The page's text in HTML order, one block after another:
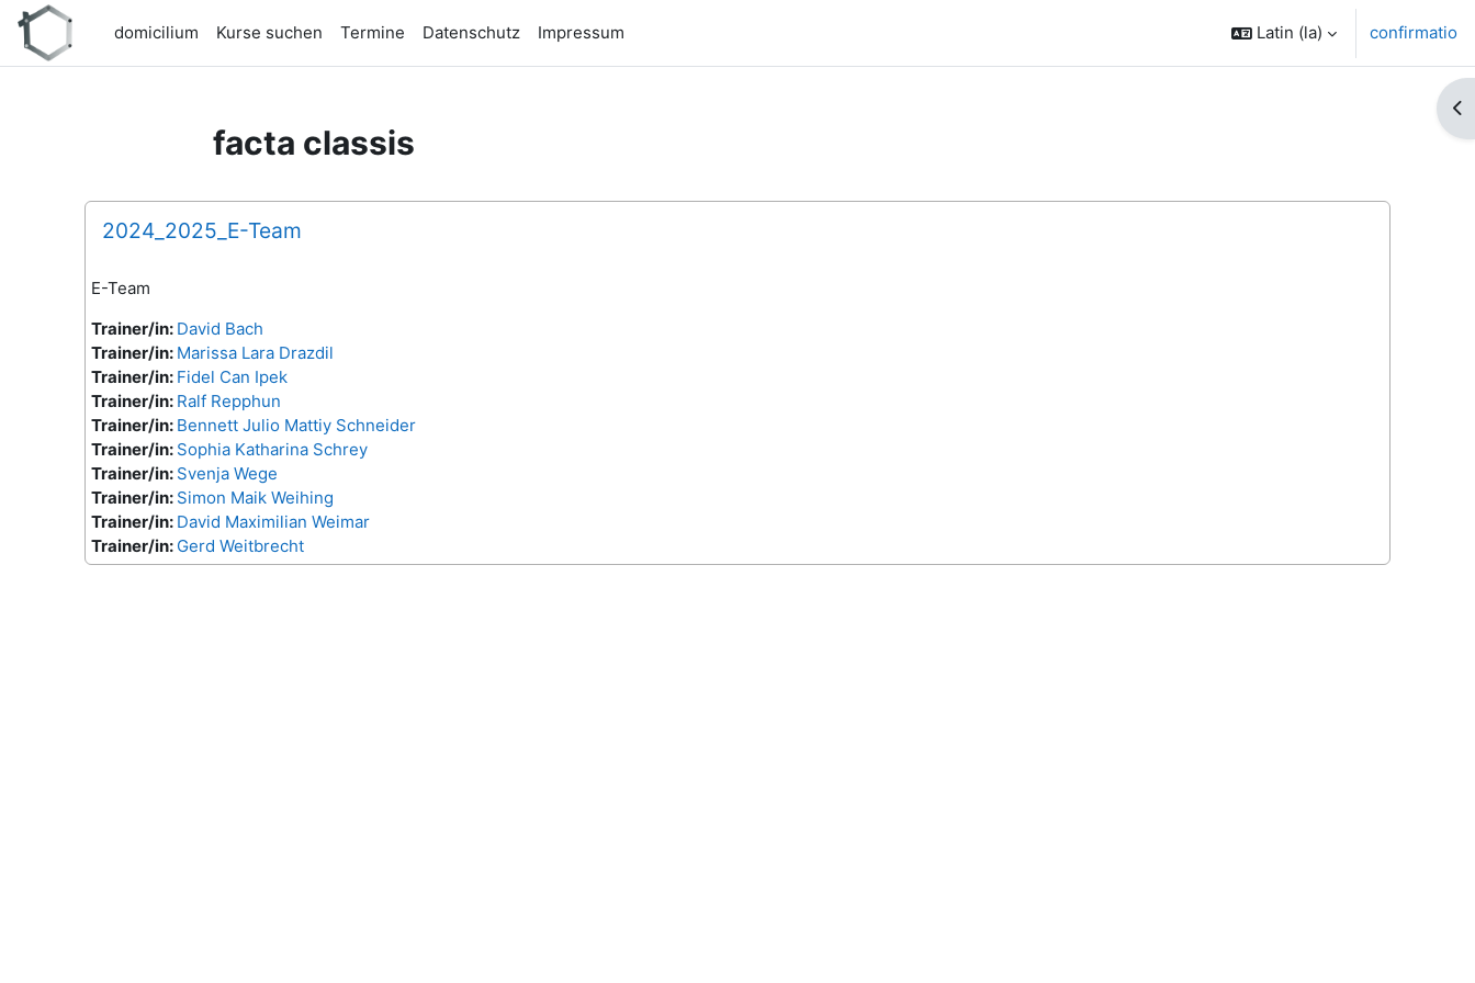
Skip to main content
domicilium
Kurse suchen Termine Datenschutz Impressum Latin ‎(la)‎ confirmatio
facta classis
2024_2025_E-Team
E-Team
Trainer/in: David Bach
Trainer/in: Marissa Lara Drazdil
Trainer/in: Fidel Can Ipek
Trainer/in: Ralf Repphun
Trainer/in: Bennett Julio Mattiy Schneider
Trainer/in: Sophia Katharina Schrey
Trainer/in: Svenja Wege
Trainer/in: Simon Maik Weihing
Trainer/in: David Maximilian Weimar
Trainer/in: Gerd Weitbrecht